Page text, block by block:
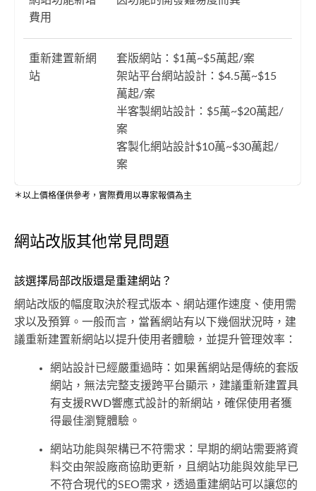
費用
重新建置新網
站
套版網站：$1萬~$5萬起/案
架站平台網站設計：$4.5萬~$15
萬起/案
半客製網站設計：$5萬~$20萬起/
案
客製化網站設計$10萬~$30萬起/
案
＊以上價格僅供參考，實際費用以專家報價為主
網站改版其他常見問題
該選擇局部改版還是重建網站？
網站改版的幅度取決於程式版本、網站運作速度、使用需
求以及預算。一般而言，當舊網站有以下幾個狀況時，建
議重新建置新網站以提升使用者體驗，並提升管理效率：
網站設計已經嚴重過時：如果舊網站是傳統的套版
網站，無法完整支援跨平台顯示，建議重新建置具
有支援RWD響應式設計的新網站，確保使用者獲
得最佳瀏覽體驗。
網站功能與架構已不符需求：早期的網站需要將資
料交由架設廠商協助更新，且網站功能與效能早已
不符合現代的SEO需求，透過重建網站可以讓您的